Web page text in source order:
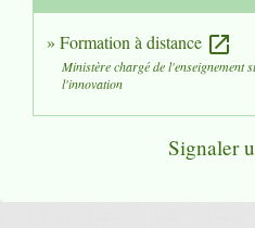
Formation à distance open_in_new
Ministère chargé de l'enseignement
l'innovation
Signaler